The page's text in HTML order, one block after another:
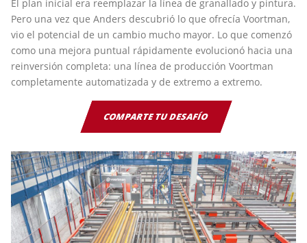
El plan inicial era reemplazar la línea de granallado y pintura.
Pero una vez que Anders descubrió lo que ofrecía Voortman,
vio el potencial de un cambio mucho mayor. Lo que comenzó
como una mejora puntual rápidamente evolucionó hacia una
reinversión completa: una línea de producción Voortman
completamente automatizada y de extremo a extremo.
COMPARTE TU DESAFÍO